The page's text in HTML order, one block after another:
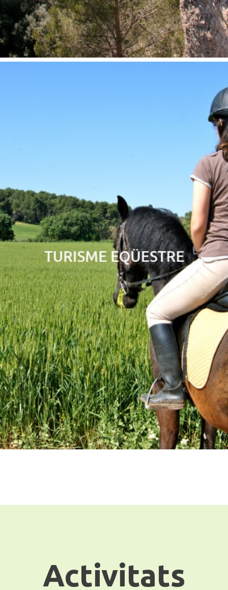
Activitats